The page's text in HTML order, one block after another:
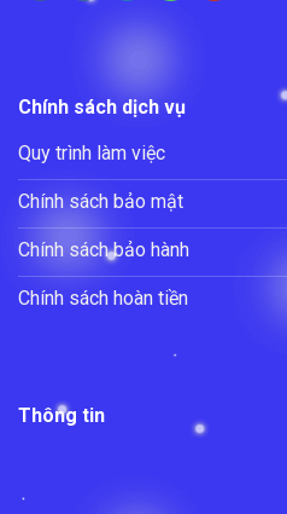
Chính sách dịch vụ
Quy trình làm việc
Chính sách bảo mật
Chính sách bảo hành
Chính sách hoàn tiền
Thông tin